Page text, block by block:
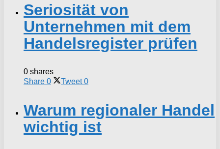
Seriosität von
Unternehmen mit dem
Handelsregister prüfen
0 shares
Share 0 Tweet 0
Warum regionaler Handel
wichtig ist